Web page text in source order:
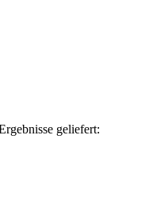
geliefert: